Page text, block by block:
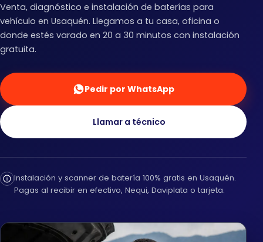
Venta, diagnóstico e instalación de baterías para
vehículo en Usaquén. Llegamos a tu casa, oficina o
donde estés varado en 20 a 30 minutos con instalación
gratuita.
Pedir por WhatsApp
Llamar a técnico
Instalación y scanner de batería 100% gratis en Usaquén.
Pagas al recibir en efectivo, Nequi, Daviplata o tarjeta.